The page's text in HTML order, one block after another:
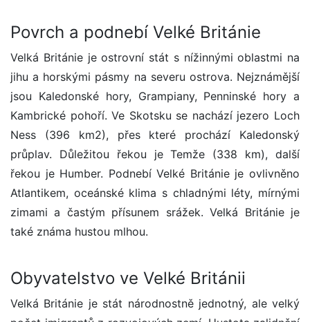
Povrch a podnebí Velké Británie
Velká Británie je ostrovní stát s nížinnými oblastmi na
jihu a horskými pásmy na severu ostrova. Nejznámější
jsou Kaledonské hory, Grampiany, Penninské hory a
Kambrické pohoří. Ve Skotsku se nachází jezero Loch
Ness (396 km2), přes které prochází Kaledonský
průplav. Důležitou řekou je Temže (338 km), další
řekou je Humber. Podnebí Velké Británie je ovlivněno
Atlantikem, oceánské klima s chladnými léty, mírnými
zimami a častým přísunem srážek. Velká Británie je
také známa hustou mlhou.
Obyvatelstvo ve Velké Británii
Velká Británie je stát národnostně jednotný, ale velký